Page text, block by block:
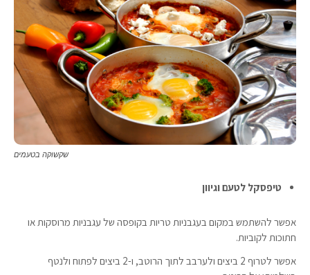
שקשוקה בטעמים
טיפסקל לטעם וגיוון
אפשר להשתמש במקום בעגבניות טריות בקופסה של עגבניות מרוסקות או
חתוכות לקוביות.
אפשר לטרוף 2 ביצים ולערבב לתוך הרוטב, ו-2 ביצים לפתוח ולנטף